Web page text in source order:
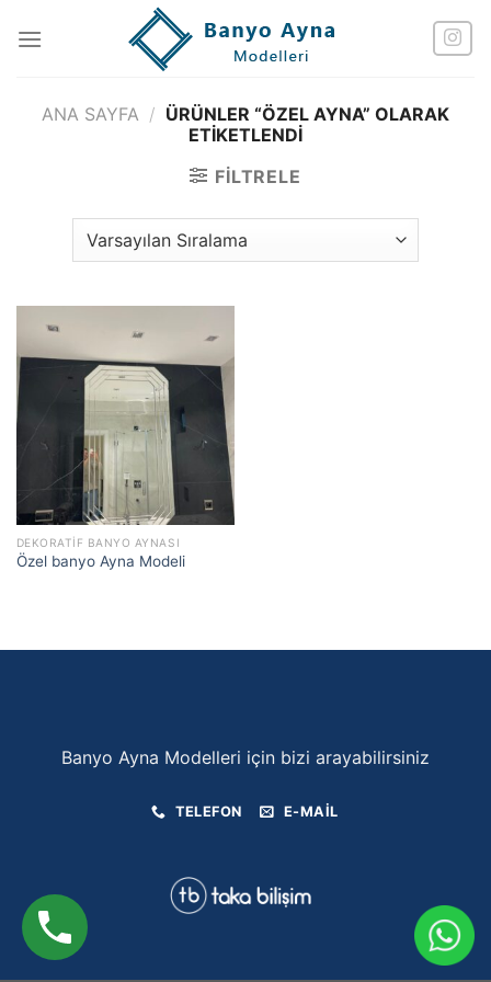
atla
ANA SAYFA / ÜRÜNLER “ÖZEL AYNA” OLARAK
ETIKETLENDI
FILTRELE
DEKORATIF BANYO AYNASI
Özel banyo Ayna Modeli
Banyo Ayna Modelleri için bizi arayabilirsiniz
TELEFON E-MAIL